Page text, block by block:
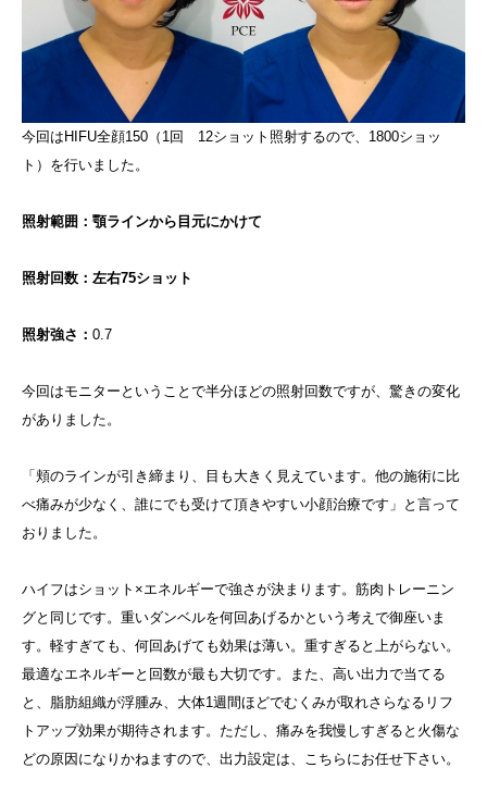
今回はHIFU全顔150（1回 12ショット照射するので、1800ショッ
ト）を行いました。
照射範囲：顎ラインから目元にかけて
照射回数：左右75ショット
照射強さ： 0.7
今回はモニターということで半分ほどの照射回数ですが、驚きの変化
がありました。
「頬のラインが引き締まり、目も大きく見えています。他の施術に比
べ痛みが少なく、誰にでも受けて頂きやすい小顔治療です」と言って
おりました。
ハイフはショット×エネルギーで強さが決まります。筋肉トレーニン
グと同じです。重いダンベルを何回あげるかという考えで御座いま
す。軽すぎても、何回あげても効果は薄い。重すぎると上がらない。
最適なエネルギーと回数が最も大切です。また、高い出力で当てる
と、脂肪組織が浮腫み、大体1週間ほどでむくみが取れさらなるリフ
トアップ効果が期待されます。ただし、痛みを我慢しすぎると火傷な
どの原因になりかねますので、出力設定は、こちらにお任せ下さい。